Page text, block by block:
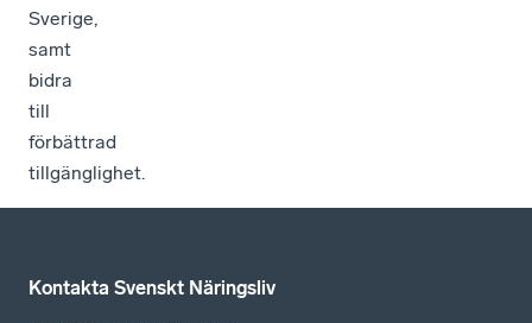
Sverige,
samt
bidra
till
förbättrad
tillgänglighet.
Kontakta Svenskt Näringsliv